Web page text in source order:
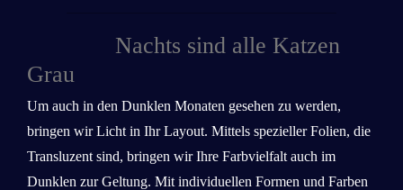
Nachts sind alle Katzen
Grau
Um auch in den Dunklen Monaten gesehen zu werden,
bringen wir Licht in Ihr Layout. Mittels spezieller Folien, die
Transluzent sind, bringen wir Ihre Farbvielfalt auch im
Dunklen zur Geltung. Mit individuellen Formen und Farben